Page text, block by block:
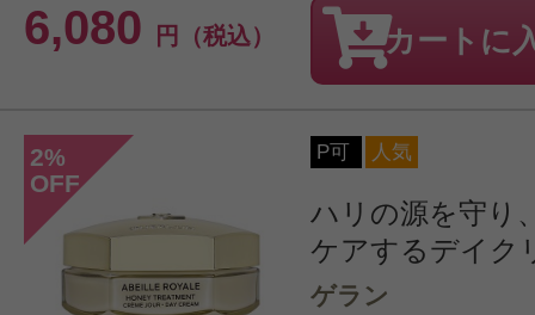
6,080 円（税込） カートに
2%
OFF
P可 人気
ハリの源を守り
ケアするデイク
ゲラン